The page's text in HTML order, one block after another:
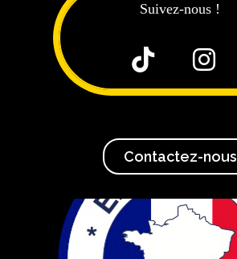
Suivez-nous !
 
Contactez-nous